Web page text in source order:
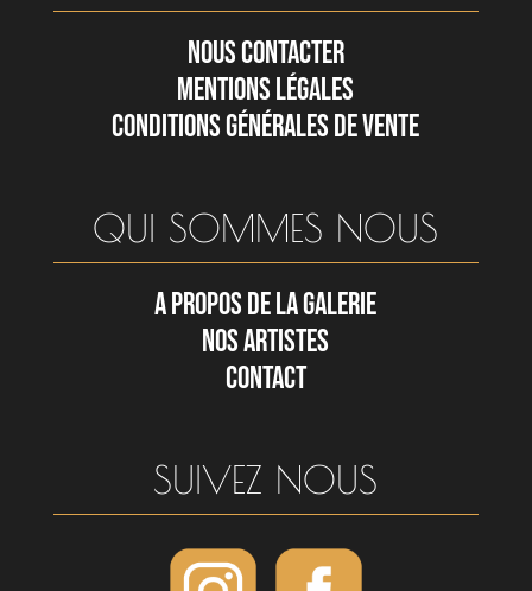
NOUS CONTACTER
MENTIONS LÉGALES
CONDITIONS GÉNÉRALES DE VENTE
QUI SOMMES NOUS
A PROPOS DE LA GALERIE
NOS ARTISTES
CONTACT
SUIVEZ NOUS